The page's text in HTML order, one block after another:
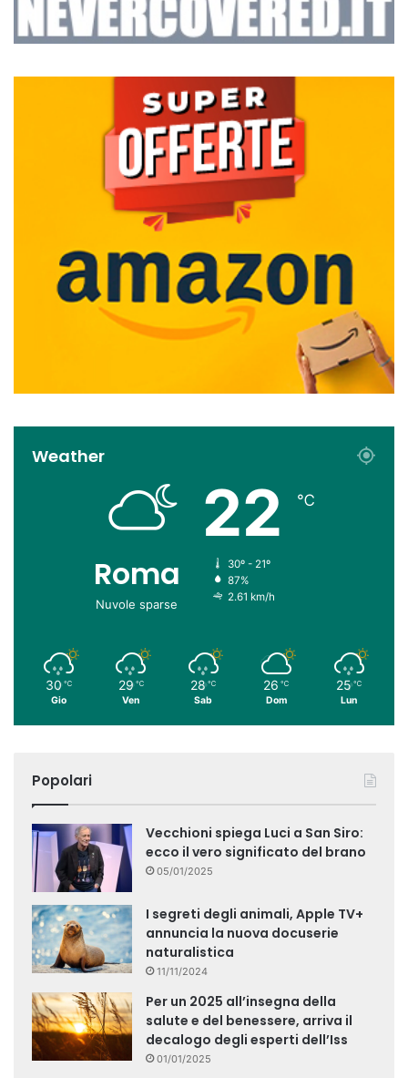
Weather
Roma
Nuvole sparse
22 ℃
30º - 21º
87%
2.61 km/h
30 ℃
Gio
29 ℃
Ven
28 ℃
Sab
26 ℃
Dom
25 ℃
Lun
Popolari
Vecchioni spiega Luci a San Siro:
ecco il vero significato del brano
05/01/2025
I segreti degli animali, Apple TV+
annuncia la nuova docuserie
naturalistica
11/11/2024
Per un 2025 all’insegna della
salute e del benessere, arriva il
decalogo degli esperti dell’Iss
01/01/2025